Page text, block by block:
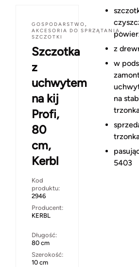
GOSPODARSTWO,
AKCESORIA DO SPRZĄTANIA,
SZCZOTKI
Szczotka
z
uchwytem
na kij
Profi,
80
cm,
Kerbl
Kod
produktu:
2946
Producent:
KERBL
Długość:
80 cm
Szerokość:
10 cm
z
w
na
5403